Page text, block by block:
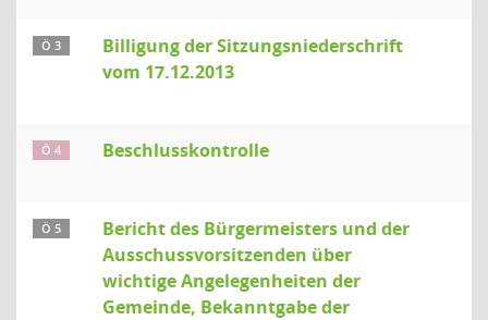
Ö 3
Billigung der Sitzungsniederschrift
vom 17.12.2013
Ö 4 Beschlusskontrolle
Ö 5
Bericht des Bürgermeisters und der
Ausschussvorsitzenden über
wichtige Angelegenheiten der
Gemeinde, Bekanntgabe der